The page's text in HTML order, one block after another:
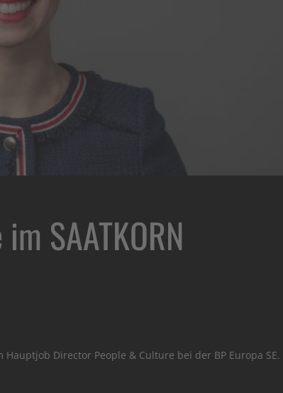
SAATKORN
Director People & Culture bei der BP Europa SE.